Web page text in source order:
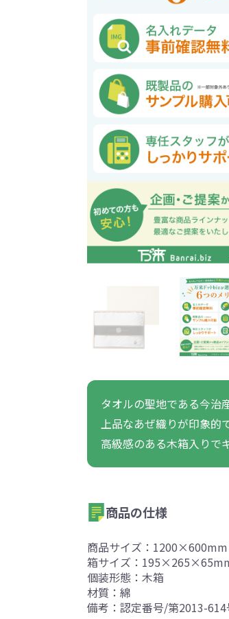
ポリエステルバッグ
マルシェバッグ
デニムポーチ
湯のみ
タンブラー・ボトル・グ
ラス全般
アルミボトル
ペン・筆記用具全般
文具・ステーショナリー
全般
電子メモパッド
マグネット
スマホ・タブレットグッ
ズ全般
タッチペン
スマホ対応手袋
パソコングッズ全般
生活用品・生活雑貨全
般
植物栽培セット
ブランケット・ひざ掛け
キッチングッズ全般
ボウル・プレート
防災・防犯グッズ全般
ライト・ランタン
美容・健康グッズ全般
マスクケース
除菌・感染対策グッズ
全般
抗菌グッズ
タオル・ハンカチ
タオル・ハンカチ全般
ひんやりグッズ全般
あったかグッズ
あったかグッズ全般
靴下
お菓子・食品・飲料全般
コルク
バイオマス
ＦＳＣ認証
女性向け抽選会セット
季節のグッズ
季節のグッズ全般
防犯・安心グッズ
訪日外国人・インバウ
ンド向け全般
春のノベルティ特集
地球にやさしいエ
スマホに役立つノベルティグッ
学校・教育グッズ
タオルの聖地である今治
上品なあぜ織りが印象的で
高級感のある木箱入りで
商品の仕様
商品サイズ：1200×600mm
箱サイズ：
個装形態：木箱
材質：綿
備考：認定番号/第2013-614